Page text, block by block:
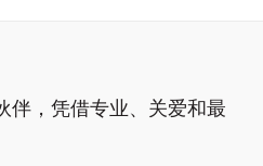
伴，凭借专业、关爱和最